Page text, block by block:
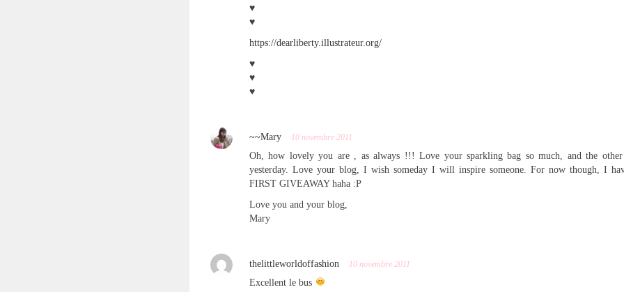
♥
♥
https://dearliberty.illustrateur.org/
♥
♥
♥
~~Mary 10 novembre 2011
Oh, how lovely you are , as always !!! Love your sparkling bag so much, and the
yesterday. Love your blog, I wish someday I will inspire someone. For now though, I
FIRST GIVEAWAY haha :P
Love you and your blog,
Mary
thelittleworldoffashion 10 novembre 2011
Excellent le bus